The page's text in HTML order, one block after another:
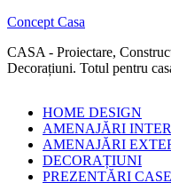
Concept Casa
CASA - Proiectare,
Decorațiuni. Totul pentru
HOME DESIGN
AMENAJĂRI
AMENAJĂRI
DECORAȚIUNI
PREZENTĂRI CASE